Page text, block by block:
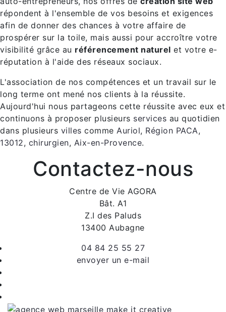
répondent à l'ensemble de vos besoins et exigences
afin de donner des chances à votre affaire de
prospérer sur la toile, mais aussi pour accroître votre
visibilité grâce au référencement naturel et votre e-
réputation à l'aide des réseaux sociaux.
L'association de nos compétences et un travail sur le
long terme ont mené nos clients à la réussite.
Aujourd'hui nous partageons cette réussite avec eux et
continuons à proposer plusieurs services au quotidien
dans plusieurs villes comme Auriol, Région PACA,
13012, chirurgien, Aix-en-Provence.
Contactez-nous
Centre de Vie AGORA
Bât. A1
Z.I des Paluds
13400 Aubagne
04 84 25 55 27
envoyer un e-mail